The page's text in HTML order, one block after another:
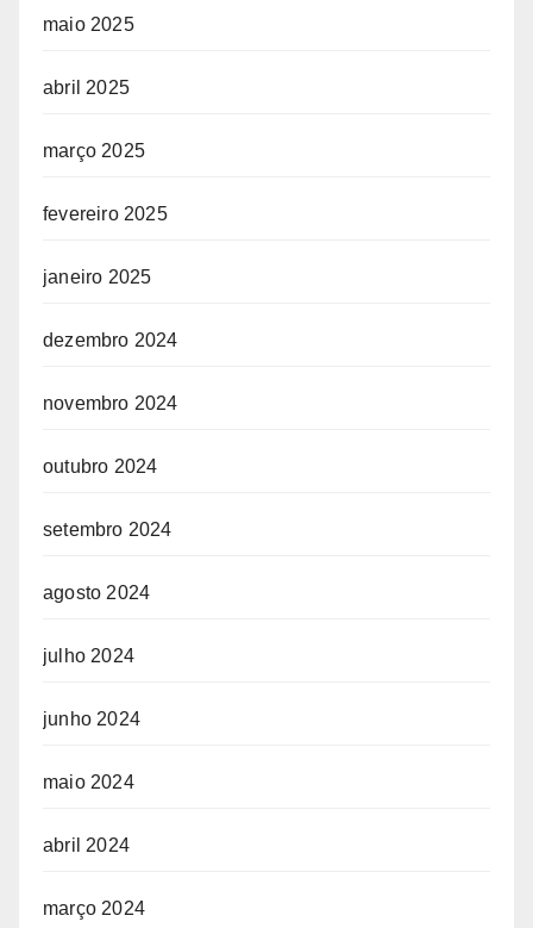
maio 2025
abril 2025
março 2025
fevereiro 2025
janeiro 2025
dezembro 2024
novembro 2024
outubro 2024
setembro 2024
agosto 2024
julho 2024
junho 2024
maio 2024
abril 2024
março 2024